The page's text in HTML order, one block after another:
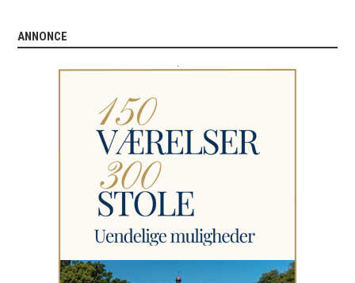
ANNONCE